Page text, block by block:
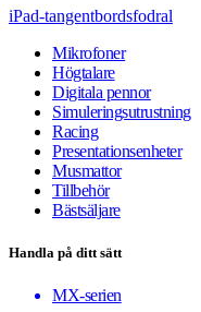
iPad-tangentbordsfodral
Mikrofoner
Högtalare
Digitala pennor
Simuleringsutrustning
Racing
Presentationsenheter
Musmattor
Tillbehör
Bästsäljare
Handla på ditt sätt
MX-serien